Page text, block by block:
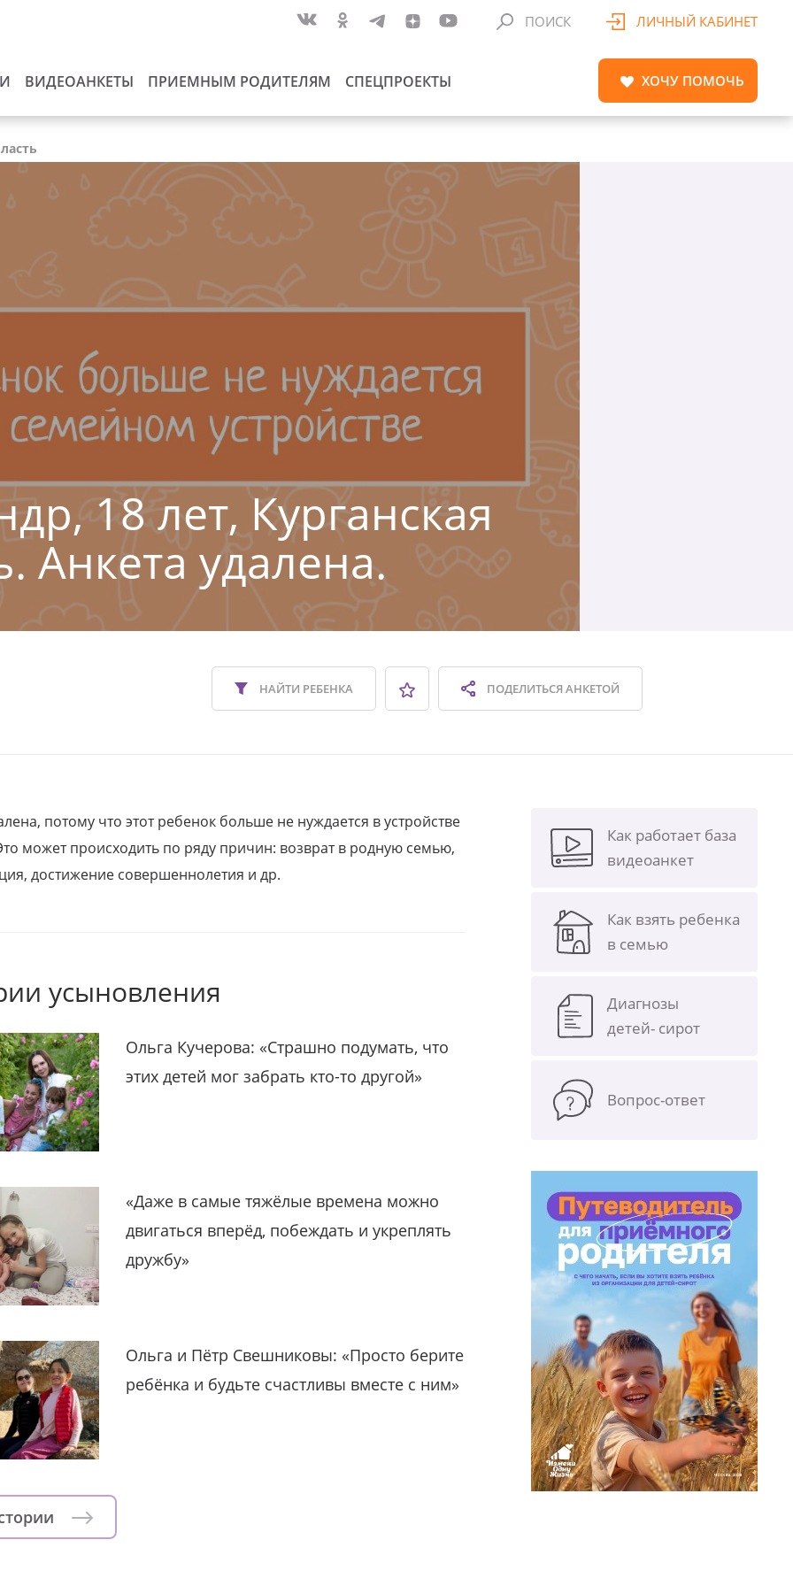
ВИДЕОАНКЕТЫ ПРИЕМНЫМ РОДИТЕЛЯМ СПЕЦПРОЕКТЫ
ПОИСК ЛИЧНЫЙ КАБИНЕТ
ХОЧУ ПОМОЧЬ
18 лет, Курганская
Анкета удалена.
ПОДЕЛИТЬСЯАНКЕТОЙ
НАЙТИ РЕБЕНКА
потому что этот ребенок больше не нуждается в устройстве
может происходить по ряду причин: возврат в родную семью,
достижение совершеннолетия и др.
усыновления
Ольга Кучерова: «Страшно подумать, что
этих детей мог забрать кто-то другой»
«Даже в самые тяжёлые времена можно
двигаться вперёд, побеждать и укреплять
дружбу»
Ольга и Пётр Свешниковы: «Просто берите
ребёнка и будьте счастливы вместе с ним»
Как работает база
видеоанкет
Как взять ребенка
в семью
Диагнозы
детей- сирот
Вопрос-ответ